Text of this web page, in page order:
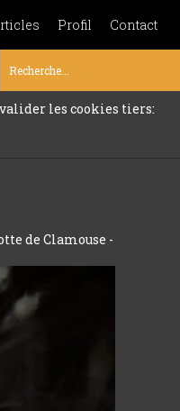
Profil Contact
les cookies tiers:
de Clamouse -